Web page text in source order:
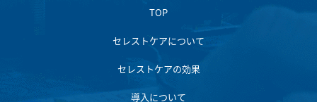
TOP
セレストケアについて
セレストケアの効果
導入について